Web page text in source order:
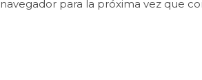
navegador para la próxima vez que